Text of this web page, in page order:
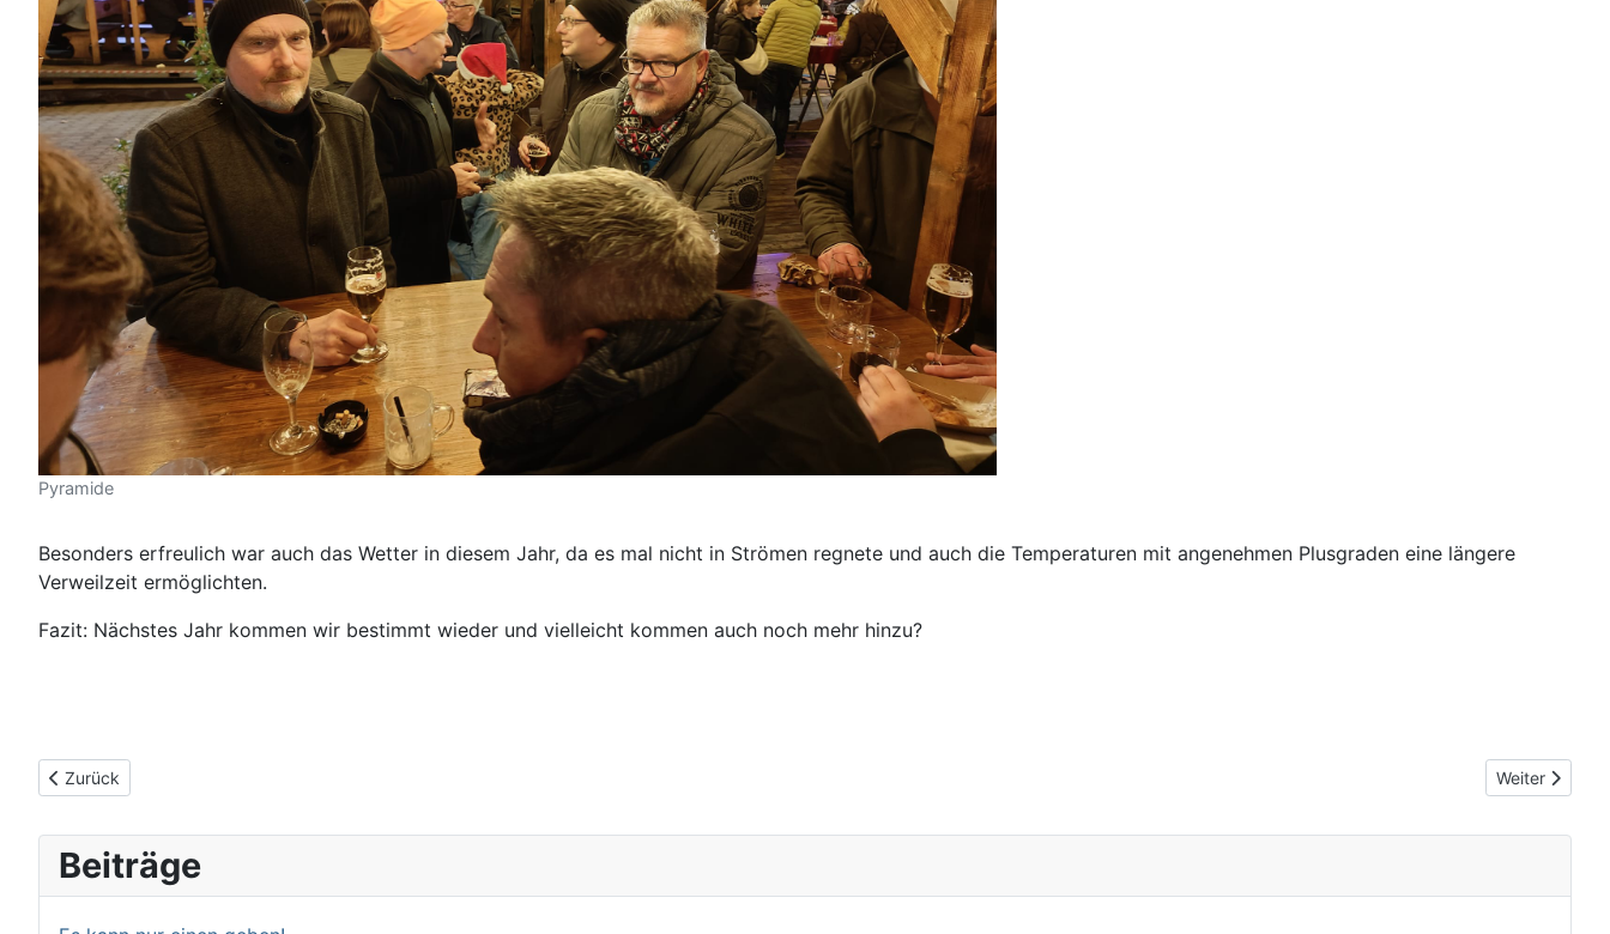
Pyramide
Besonders erfreulich war auch das Wetter in diesem Jahr, da es mal nicht in Strömen regnete und auch die Temperaturen mit angenehmen Plusgraden eine längere
Verweilzeit ermöglichten.
Fazit: Nächstes Jahr kommen wir bestimmt wieder und vielleicht kommen auch noch mehr hinzu?
Vorheriger Beitrag: Vereinsmeisterschaften 2025
Zurück Nächster
Weiter
Beiträge